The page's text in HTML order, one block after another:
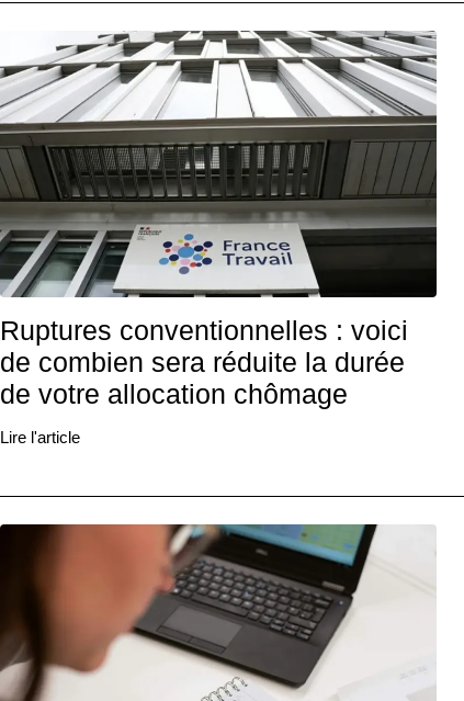
Ruptures conventionnelles : voici
de combien sera réduite la durée
de votre allocation chômage
Lire l'article